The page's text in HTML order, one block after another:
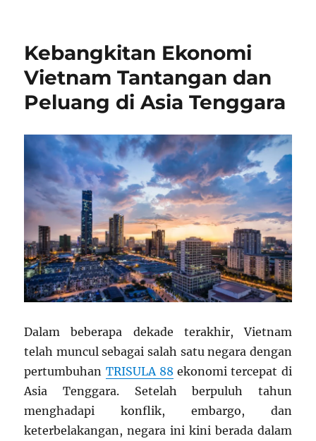
Kebangkitan Ekonomi
Vietnam Tantangan dan
Peluang di Asia Tenggara
Dalam beberapa dekade terakhir, Vietnam
telah muncul sebagai salah satu negara dengan
pertumbuhan TRISULA 88 ekonomi tercepat di
Asia Tenggara. Setelah berpuluh tahun
menghadapi konflik, embargo, dan
keterbelakangan, negara ini kini berada dalam